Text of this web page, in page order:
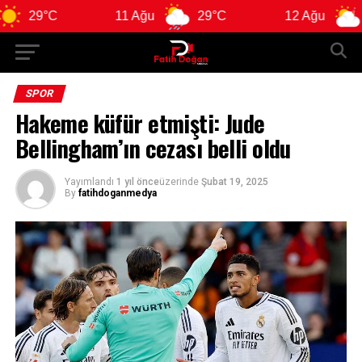
29°C 29°C
SPOR
Hakeme küfür etmişti: Jude
Bellingham’ın cezası belli oldu
Yayımlandı 1 yıl önceüzerinde Şubat 19, 2025
By fatihdoganmedya